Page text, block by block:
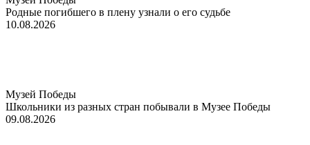
Родные погибшего в плену узнали о его судьбе
10.08.2026
Музей Победы
Школьники из разных стран побывали в Музее Победы
09.08.2026